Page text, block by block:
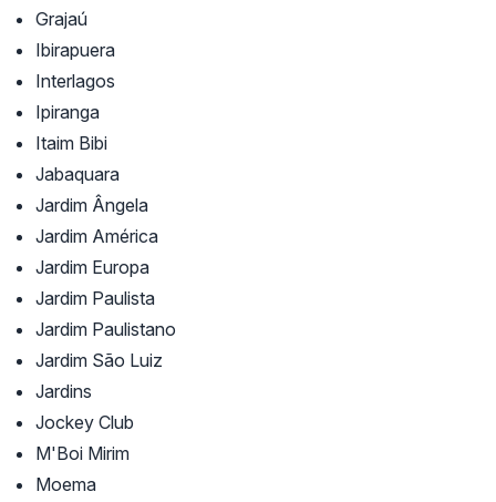
Grajaú
Ibirapuera
Interlagos
Ipiranga
Itaim Bibi
Jabaquara
Jardim Ângela
Jardim América
Jardim Europa
Jardim Paulista
Jardim Paulistano
Jardim São Luiz
Jardins
Jockey Club
M'Boi Mirim
Moema